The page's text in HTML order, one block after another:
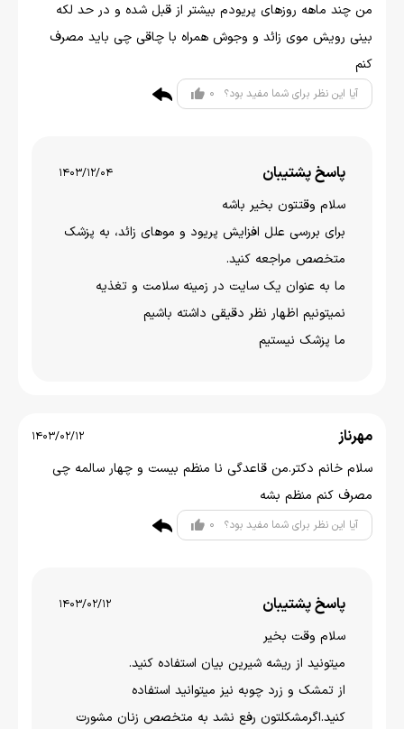
من چند ماهه روزهای پریودم بیشتر از قبل شده و در حد لکه
بینی رویش موی زائد و وجوش همراه با چاقی چی باید مصرف
کنم
آیا این نظر برای شما مفید بود؟ 0
پاسخ پشتیبان 1403/12/04
سلام وقتتون بخير باشه
برای بررسی علل افزایش پریود و موهای زائد، به پزشک
متخصص مراجعه کنید.
ما به عنوان یک سایت در زمینه سلامت و تغذیه
نمیتونیم اظهار نظر دقیقی داشته باشیم
ما پزشک نیستیم
مهرناز 1403/02/12
سلام خانم دکتر.من قاعدگی نا منظم بیست و چهار سالمه چی
مصرف کنم منظم بشه
آیا این نظر برای شما مفید بود؟ 0
پاسخ پشتیبان 1403/02/12
سلام وقت بخیر
میتونید از ریشه شیرین بیان استفاده کنید.
از تمشک و زرد چوبه نیز میتوانید استفاده
کنید.اگرمشکلتون رفع نشد به متخصص زنان مشورت